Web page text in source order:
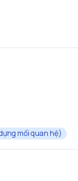
mối quan hệ)